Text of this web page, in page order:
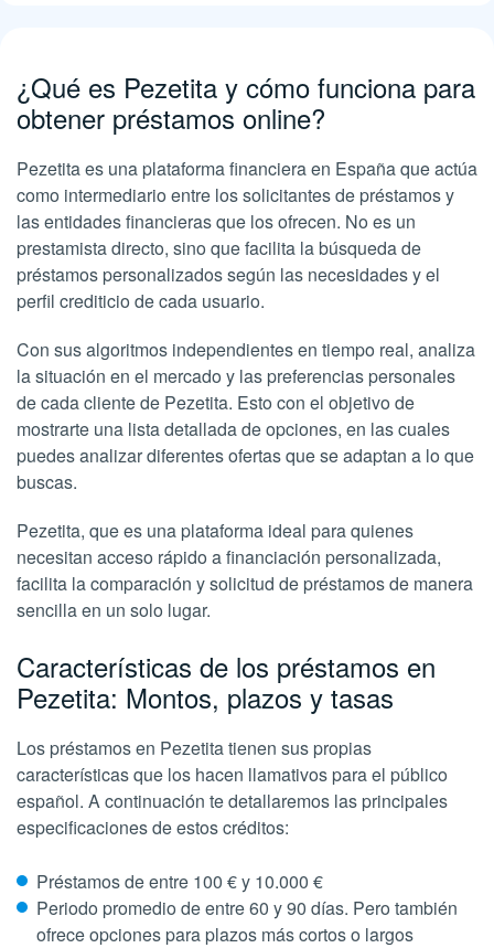
¿Qué es Pezetita y cómo funciona para
obtener préstamos online?
Pezetita es una plataforma financiera en España que actúa
como intermediario entre los solicitantes de préstamos y
las entidades financieras que los ofrecen. No es un
prestamista directo, sino que facilita la búsqueda de
préstamos personalizados según las necesidades y el
perfil crediticio de cada usuario.
Con sus algoritmos independientes en tiempo real, analiza
la situación en el mercado y las preferencias personales
de cada cliente de Pezetita. Esto con el objetivo de
mostrarte una lista detallada de opciones, en las cuales
puedes analizar diferentes ofertas que se adaptan a lo que
buscas.
Pezetita, que es una plataforma ideal para quienes
necesitan acceso rápido a financiación personalizada,
facilita la comparación y solicitud de préstamos de manera
sencilla en un solo lugar.
Características de los préstamos en
Pezetita: Montos, plazos y tasas
Los préstamos en Pezetita tienen sus propias
características que los hacen llamativos para el público
español. A continuación te detallaremos las principales
especificaciones de estos créditos:
Préstamos de entre 100 € y 10.000 €
Periodo promedio de entre 60 y 90 días. Pero también
ofrece opciones para plazos más cortos o largos